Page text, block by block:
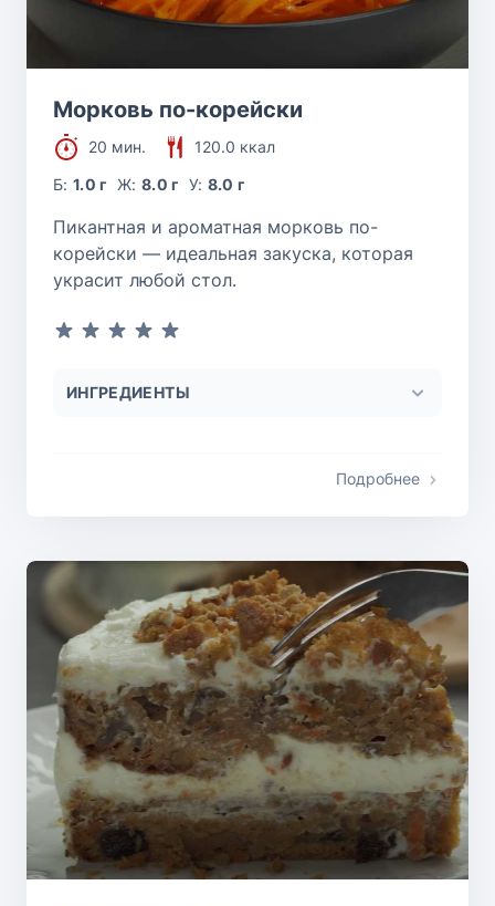
Морковь по-корейски
20 мин.
120.0 ккал
Б:1.0 г Ж: 8.0 г У: 8.0 г
Пикантная и ароматная морковь по-
корейски — идеальная закуска, которая
украсит любой стол.
ИНГРЕДИЕНТЫ
Подробнее